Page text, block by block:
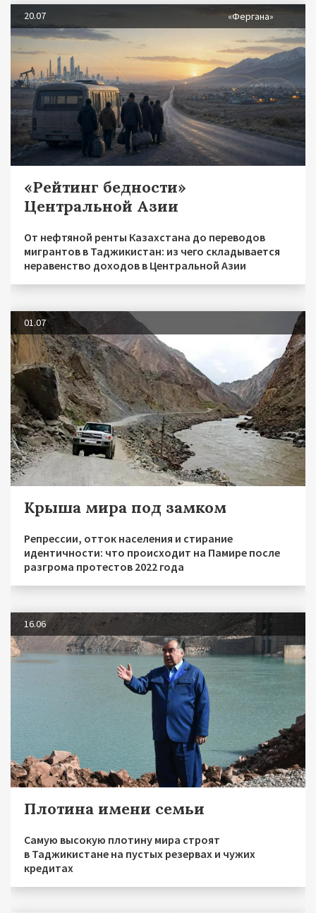
20.07 «Фергана»
«Рейтинг бедности»
Центральной Азии
От нефтяной ренты Казахстана до переводов
мигрантов в Таджикистан: из чего складывается
неравенство доходов в Центральной Азии
01.07
Крыша мира под замком
Репрессии, отток населения и стирание
идентичности: что происходит на Памире после
разгрома протестов 2022 года
16.06
Плотина имени семьи
Самую высокую плотину мира строят
в Таджикистане на пустых резервах и чужих
кредитах